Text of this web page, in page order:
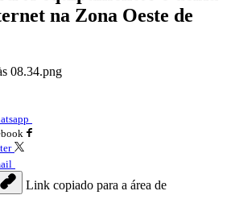
na Zona Oeste de
Link copiado para a área de